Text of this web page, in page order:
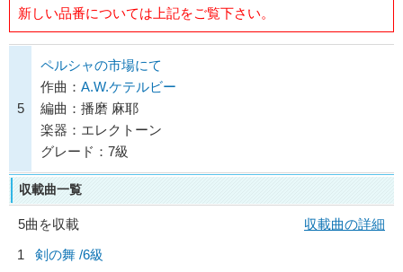
新しい品番については上記をご覧下さい。
5
ペルシャの市場にて
作曲： A.W.ケテルビー
編曲：播磨 麻耶
楽器：エレクトーン
グレード：7級
収載曲一覧
5曲を収載
収載曲の詳細
1
剣の舞 /6級